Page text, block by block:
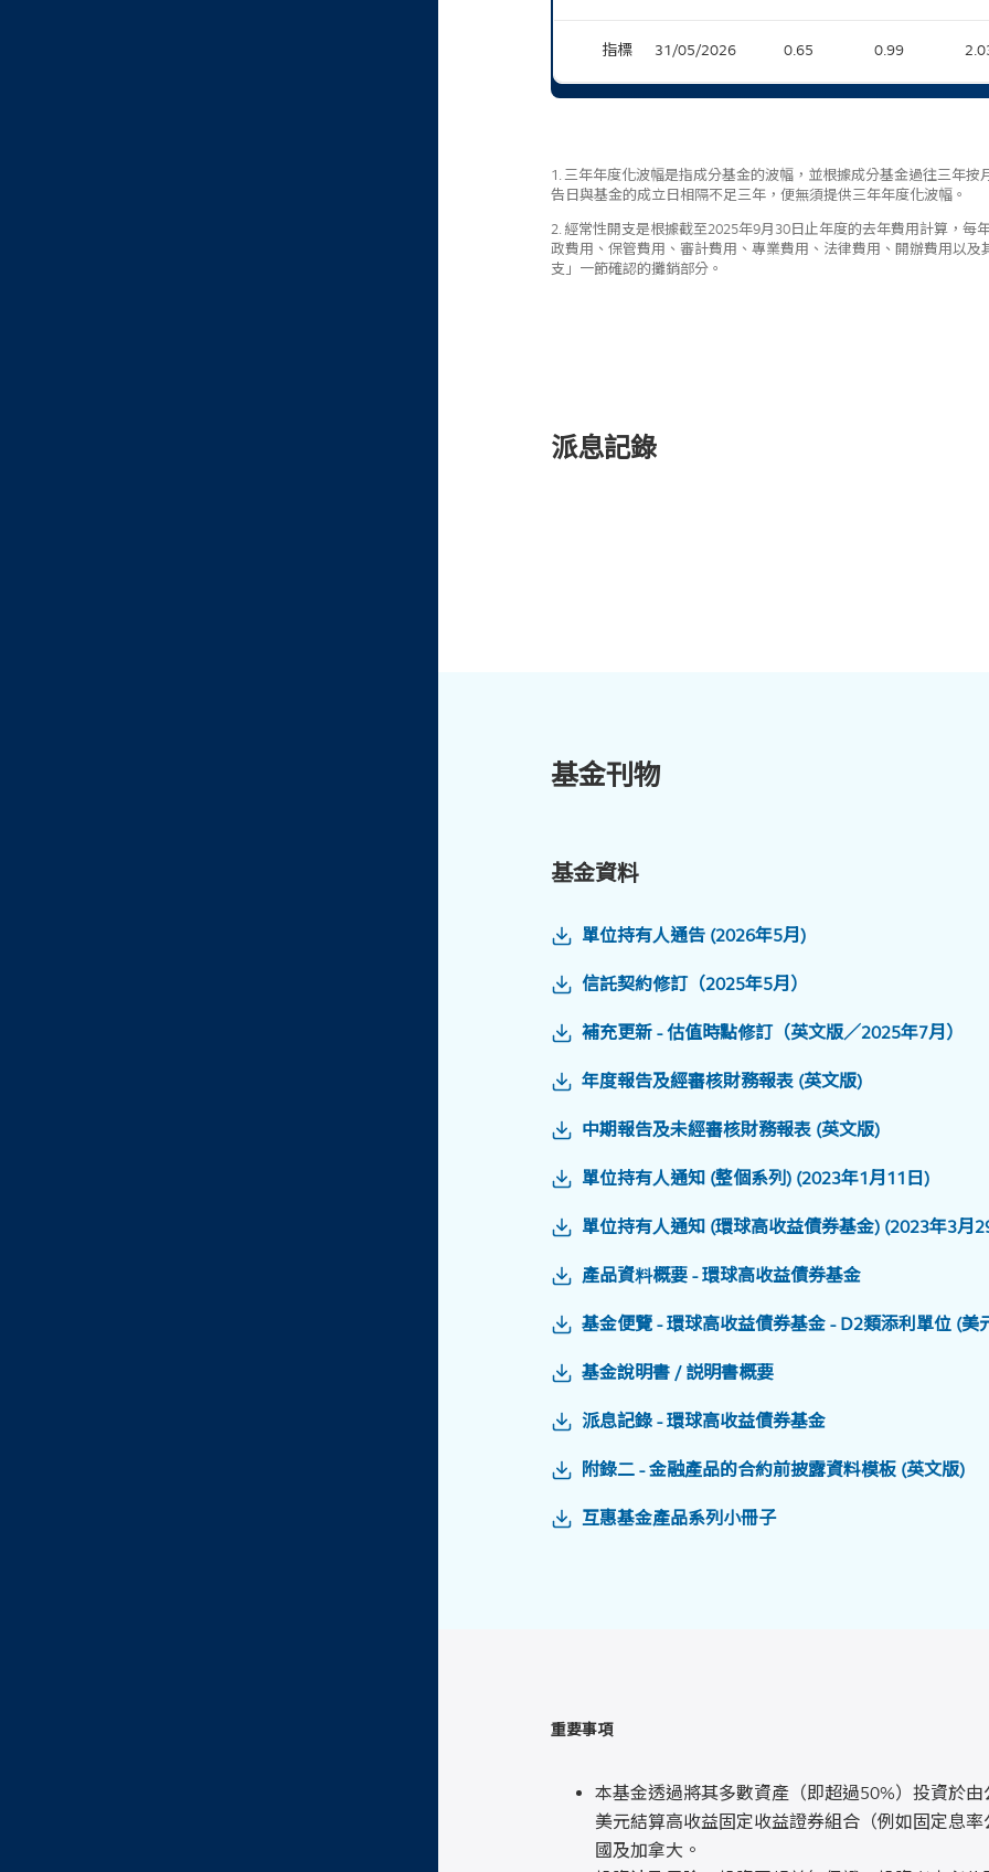
指標 31/05/2026 0.65 0.99
1. 三年年度化波幅是指成分基金的波幅，並根據成分基金過往三年
告日與基金的成立日相隔不足三年，便無須提供三年年度化波幅。
2. 經常性開支是根據截至2025年9月30日止年度的去年費用計算，
政費用、保管費用、審計費用、專業費用、法律費用、開辦費用以
支」一節確認的攤銷部分。
派息記錄
基金刊物
基金資料
單位持有人通告 (2026年5月)
信託契約修訂（2025年5月）
補充更新 - 估值時點修訂（英文版／2025年7月）
年度報告及經審核財務報表 (英文版)
中期報告及未經審核財務報表 (英文版)
單位持有人通知 (整個系列) (2023年1月11日)
單位持有人通知 (環球高收益債券基金) (2023年3月
產品資料概要 - 環球高收益債券基金
基金便覽 - 環球高收益債券基金 - D2類添利單位 (美
基金說明書 / 説明書概要
派息記錄 - 環球高收益債券基金
附錄二 - 金融產品的合約前披露資料模板 (英文版)
互惠基金產品系列小冊子
重要事項
本基金透過將其多數資產（即超過50%）投資於
美元結算高收益固定收益證券組合（例如固定息
國及加拿大。